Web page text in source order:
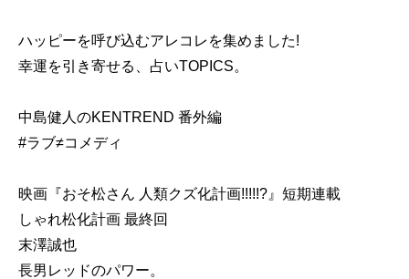
ハッピーを呼び込むアレコレを集めました!
幸運を引き寄せる、占いTOPICS。
中島健人のKENTREND 番外編
#ラブ≠コメディ
映画『おそ松さん 人類クズ化計画!!!!!?』短期連載
しゃれ松化計画 最終回
末澤誠也
長男レッドのパワー。